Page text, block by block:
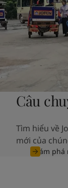
Câu
Tìm hiểu về
mới của
Khám phá